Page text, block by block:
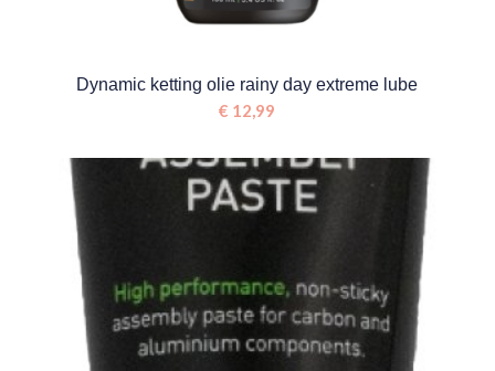
Dynamic ketting olie rainy day extreme lube
€ 12,99